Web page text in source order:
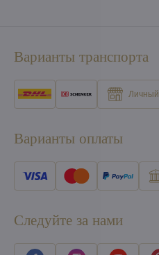
Варианты транспорта
Варианты оплаты
Следуйте за нами